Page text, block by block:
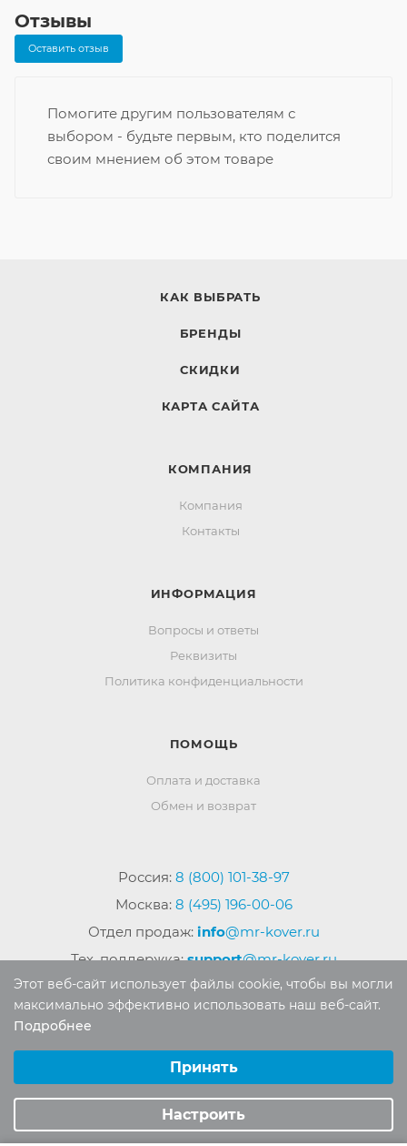
Отзывы
Оставить отзыв
Помогите другим пользователям с
выбором - будьте первым, кто поделится
своим мнением об этом товаре
КАК ВЫБРАТЬ
БРЕНДЫ
СКИДКИ
КАРТА САЙТА
КОМПАНИЯ
Компания
Контакты
ИНФОРМАЦИЯ
Вопросы и ответы
Реквизиты
Политика конфиденциальности
ПОМОЩЬ
Оплата и доставка
Обмен и возврат
Россия: 8 (800) 101-38-97
Москва: 8 (495) 196-00-06
Отдел продаж: info@mr-kover.ru
Тех. поддержка:support@mr-kover.ru
Авторские права защищены. Воспроизведение
материалов сайта без письменного разрешения
запрещено.
Этот веб-сайт использует файлы cookie, чтобы вы могли
максимально эффективно использовать наш веб-сайт.
Подробнее
Аналитические/Функциональные
Принять
Настроить